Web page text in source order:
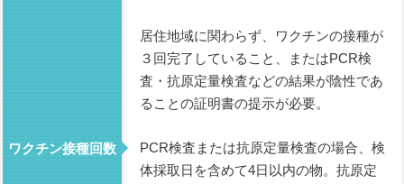
ワクチン接種回数
居住地域に関わらず、ワクチンの接種が
３回完了していること、またはPCR検
査・抗原定量検査などの結果が陰性であ
ることの証明書の提示が必要。
PCR検査または抗原定量検査の場合、検
体採取日を含めて4日以内の物。抗原定